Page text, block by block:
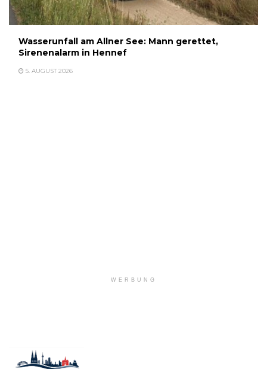
Wasserunfall am Allner See: Mann gerettet,
Sirenenalarm in Hennef
5. AUGUST 2026
WERBUNG